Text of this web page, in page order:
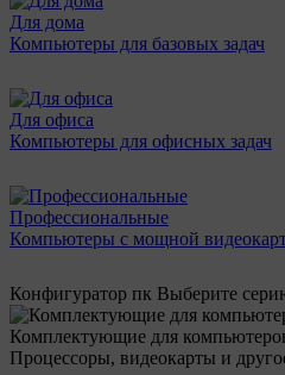
Для дома
Компьютеры для базовых задач
Для офиса
Компьютеры для офисных задач
Профессиональные
Компьютеры с мощной
Конфигуратор пк Выберите
Комплектующие для
Процессоры, видеокарты и